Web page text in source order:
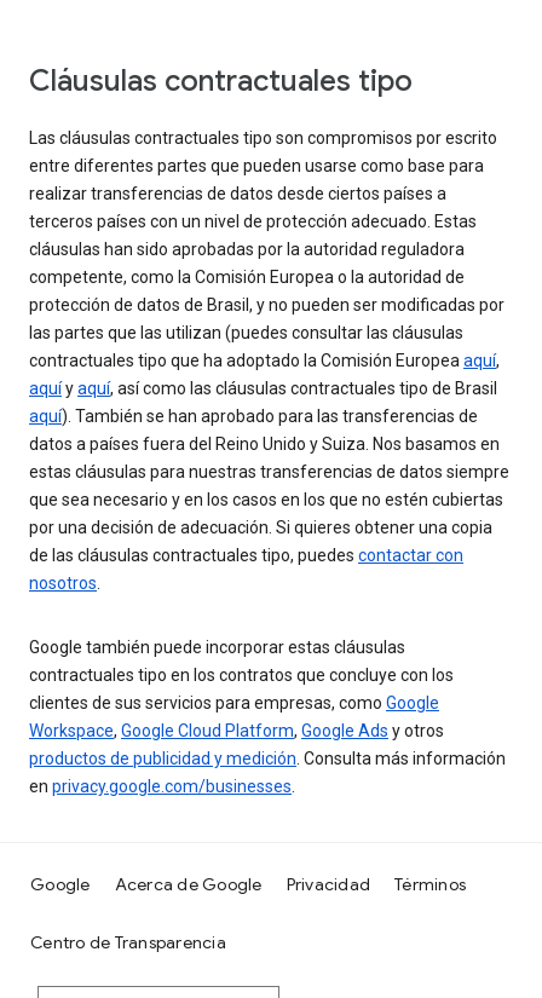
Cláusulas contractuales tipo
Las cláusulas contractuales tipo son compromisos por escrito
entre diferentes partes que pueden usarse como base para
realizar transferencias de datos desde ciertos países a
terceros países con un nivel de protección adecuado. Estas
cláusulas han sido aprobadas por la autoridad reguladora
competente, como la Comisión Europea o la autoridad de
protección de datos de Brasil, y no pueden ser modificadas por
las partes que las utilizan (puedes consultar las cláusulas
contractuales tipo que ha adoptado la Comisión Europeaaquí,
aquíyaquí, así como las cláusulas contractuales tipo de Brasil
aquí). También se han aprobado para las transferencias de
datos a países fuera del Reino Unido y Suiza. Nos basamos en
estas cláusulas para nuestras transferencias de datos siempre
que sea necesario y en los casos en los que no estén cubiertas
por una decisión de adecuación. Si quieres obtener una copia
de las cláusulas contractuales tipo, puedes contactar con
nosotros.
Google también puede incorporar estas cláusulas
contractuales tipo en los contratos que concluye con los
clientes de sus servicios para empresas, como Google
Workspace, Google Cloud Platform, Google Ads y otros
productos de publicidad y medición. Consulta más información
en privacy.google.com/businesses.
Google Acerca de Google Privacidad Términos
Centro de Transparencia